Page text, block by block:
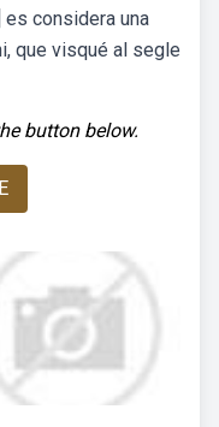
es considera una
que visqué al segle
button below.